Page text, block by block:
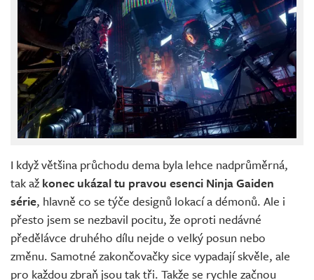
I když většina průchodu dema byla lehce nadprůměrná,
tak až konec ukázal tu pravou esenci Ninja Gaiden
série, hlavně co se týče designů lokací a démonů. Ale i
přesto jsem se nezbavil pocitu, že oproti nedávné
předělávce druhého dílu nejde o velký posun nebo
změnu. Samotné zakončovačky sice vypadají skvěle, ale
pro každou zbraň jsou tak tři. Takže se rychle začnou